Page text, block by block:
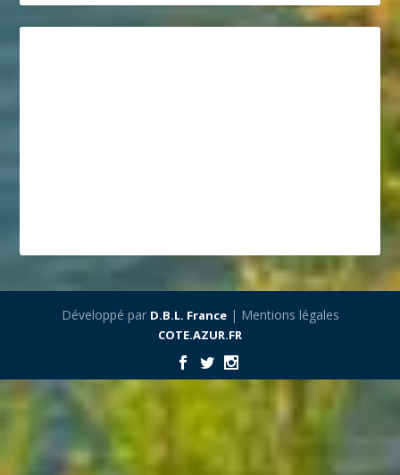
Développé par D.B.L. France| Mentions légales
COTE.AZUR.FR